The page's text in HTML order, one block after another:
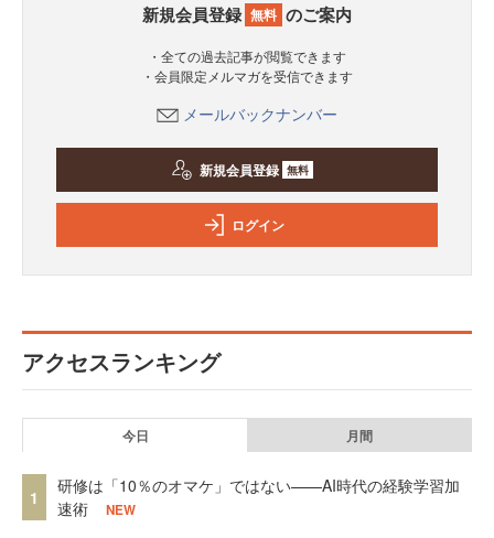
新規会員登録 無料 のご案内
・全ての過去記事が閲覧できます
・会員限定メルマガを受信できます
メールバックナンバー
新規会員登録 無料
ログイン
アクセスランキング
今日 月間
1
研修は「10％のオマケ」ではない——AI時代の経験学習加
速術
NEW